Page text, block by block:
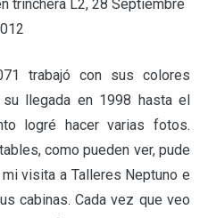
trinchera L2, 28 Septiembre
trabajó con sus colores
llegada en 1998 hasta el
logré hacer varias fotos.
como pueden ver, pude
visita a Talleres Neptuno e
cabinas. Cada vez que veo